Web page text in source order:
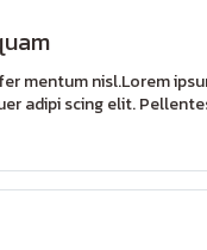
mentum nisl.Lorem
adipi scing elit.